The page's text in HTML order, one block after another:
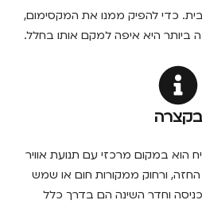
כדי להפיק ממנו את המקסימום,
ביותר היא איפה למקם אותו בחלל.
בקצרה
הוא במקום מרכזי עם תנועת אוויר
החזה, ורחוק ממקורות חום או שמש
וחדר השינה הם בדרך כלל